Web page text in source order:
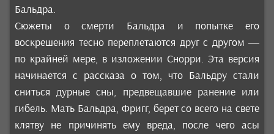
Бальдра.
Сюжеты о смерти Бальдра и попытке его
воскрешения тесно переплетаются друг с другом —
по крайней мере, в изложении Снорри. Эта версия
начинается с рассказа о том, что Бальдру стали
сниться дурные сны, предвещавшие ранение или
гибель. Мать Бальдра, Фригг, берет со всего на свете
клятву не причинять ему вреда, после чего асы